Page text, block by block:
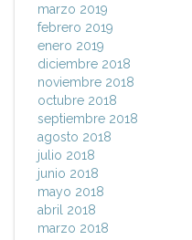
marzo 2019
febrero 2019
enero 2019
diciembre 2018
noviembre 2018
octubre 2018
septiembre 2018
agosto 2018
julio 2018
junio 2018
mayo 2018
abril 2018
marzo 2018